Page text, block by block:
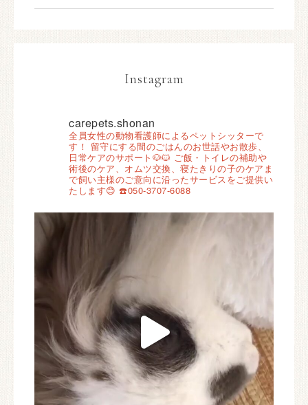
Instagram
carepets.shonan
全員女性の動物看護師によるペットシッターで
す！ 留守にする間のごはんのお世話やお散歩、
日常ケアのサポート🐶🐱 ご飯・トイレの補助や
術後のケア、オムツ交換、寝たきりの子のケアま
で飼い主様のご意向に沿ったサービスをご提供い
たします😊 ☎️050-3707-6088